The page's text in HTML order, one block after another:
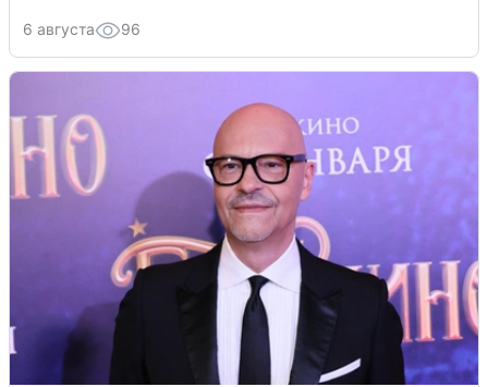
6 августа 96